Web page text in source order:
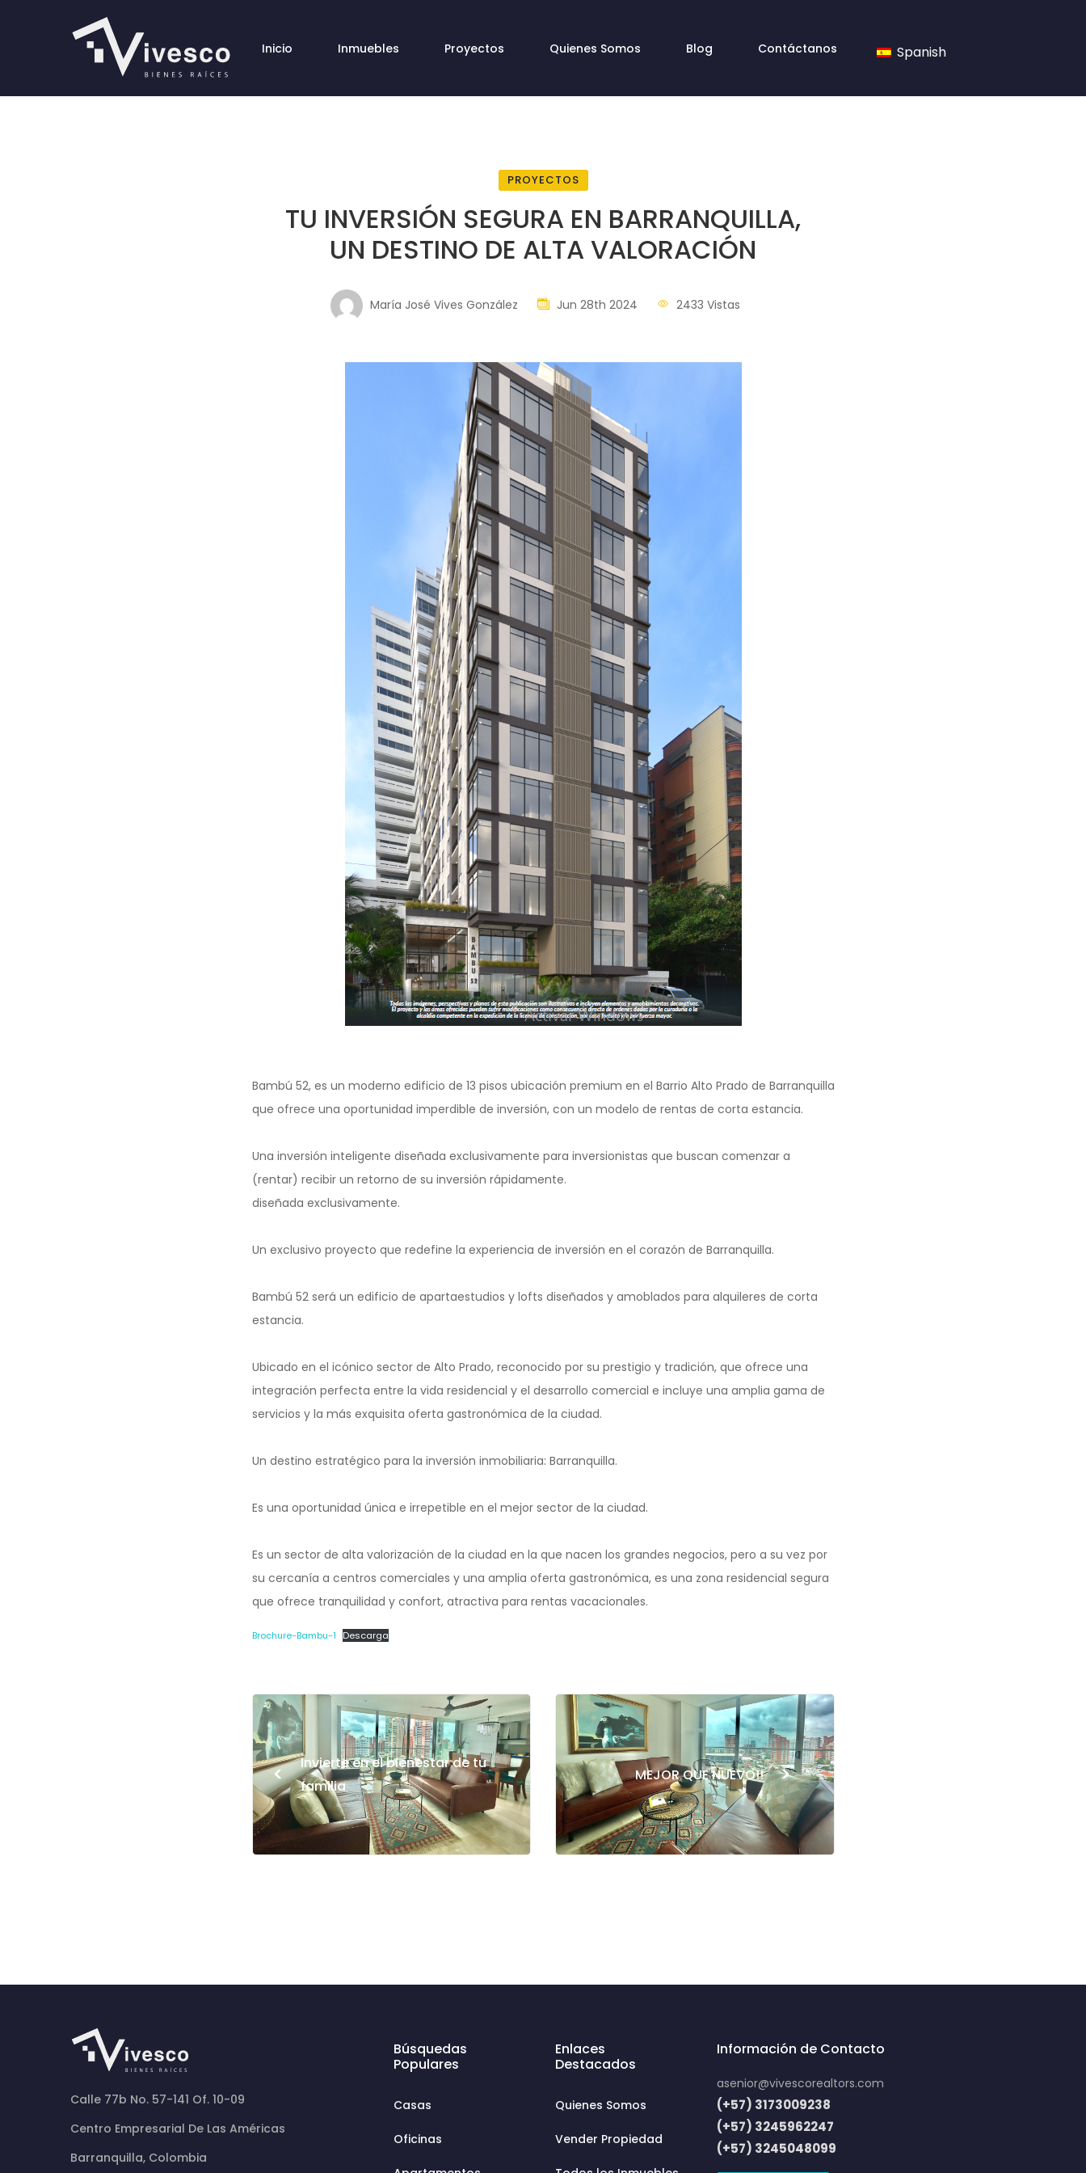
Inicio Inmuebles Proyectos Quienes Somos Blog Contáctanos Spanish
PROYECTOS
TU INVERSIÓN SEGURA EN BARRANQUILLA,
UN DESTINO DE ALTA VALORACIÓN
María José Vives González Jun 28th 2024 2433 Vistas
Bambú 52, es un moderno edificio de 13 pisos ubicación premium en el Barrio Alto Prado de Barranquilla
que ofrece una oportunidad imperdible de inversión, con un modelo de rentas de corta estancia.
Una inversión inteligente diseñada exclusivamente para inversionistas que buscan comenzar a
(rentar) recibir un retorno de su inversión rápidamente.
diseñada exclusivamente.
Un exclusivo proyecto que redefine la experiencia de inversión en el corazón de Barranquilla.
Bambú 52 será un edificio de apartaestudios y lofts diseñados y amoblados para alquileres de corta
estancia.
Ubicado en el icónico sector de Alto Prado, reconocido por su prestigio y tradición, que ofrece una
integración perfecta entre la vida residencial y el desarrollo comercial e incluye una amplia gama de
servicios y la más exquisita oferta gastronómica de la ciudad.
Un destino estratégico para la inversión inmobiliaria: Barranquilla.
Es una oportunidad única e irrepetible en el mejor sector de la ciudad.
Es un sector de alta valorización de la ciudad en la que nacen los grandes negocios, pero a su vez por
su cercanía a centros comerciales y una amplia oferta gastronómica, es una zona residencial segura
que ofrece tranquilidad y confort, atractiva para rentas vacacionales.
Brochure-Bambu-1 Descarga
<
Invierte en el bienestar de tu
familia
MEJOR QUE NUEVO!! >
Calle 77b No. 57-141 Of. 10-09
Centro Empresarial De Las Américas
Barranquilla, Colombia
Búsquedas
Populares
Casas
Oficinas
Enlaces
Destacados
Quienes Somos
Vender Propiedad
Información de Contacto
asenior@vivescorealtors.com
(+57) 3173009238
(+57) 3245962247
(+57) 3245048099